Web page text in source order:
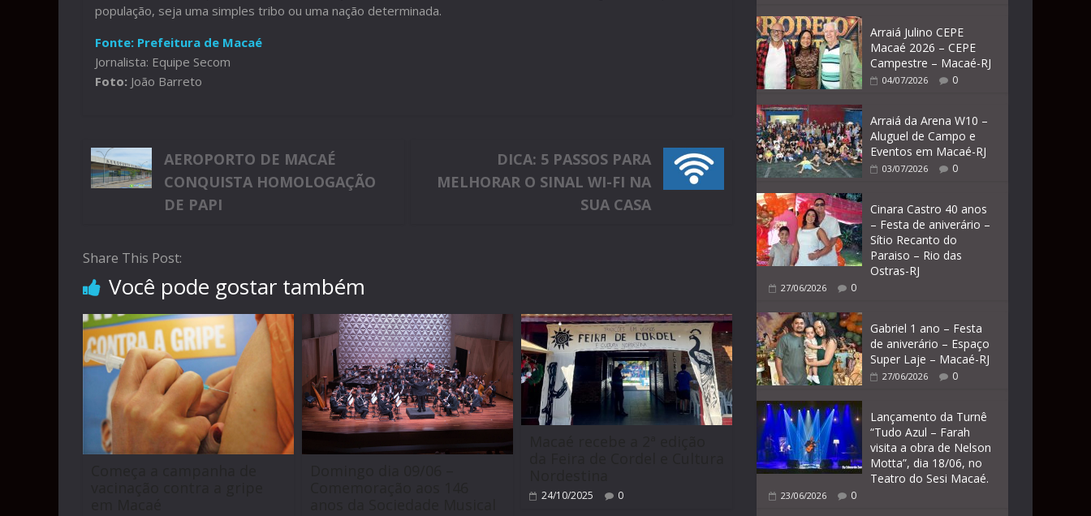
população, seja uma simples tribo ou uma nação determinada.
Fonte: Prefeitura de Macaé
Jornalista: Equipe Secom
Foto: João Barreto
AEROPORTO DE MACAÉ
CONQUISTA HOMOLOGAÇÃO
DE PAPI
DICA: 5 PASSOS PARA
MELHORAR O SINAL WI-FI NA
SUA CASA
Share This Post:
Você pode gostar também
24/10/2025 0
Arraiá Julino CEPE
Macaé 2026 – CEPE
Campestre – Macaé-RJ
04/07/2026 0
Arraiá da Arena W10 –
Aluguel de Campo e
Eventos em Macaé-RJ
03/07/2026 0
Cinara Castro 40 anos
– Festa de aniverário –
Sítio Recanto do
Paraiso – Rio das
Ostras-RJ
27/06/2026 0
Gabriel 1 ano – Festa
de aniverário – Espaço
Super Laje – Macaé-RJ
27/06/2026 0
Lançamento da Turnê
“Tudo Azul – Farah
visita a obra de Nelson
Motta”, dia 18/06, no
Teatro do Sesi Macaé.
23/06/2026 0